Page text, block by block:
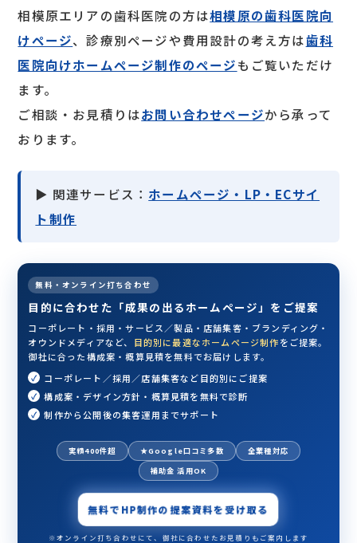
相模原エリアの歯科医院の方は相模原の歯科医院向
けページ、診療別ページや費用設計の考え方は歯科
医院向けホームページ制作のページもご覧いただけ
ます。
ご相談・お見積りはお問い合わせページから承って
おります。
▶ 関連サービス： ホームページ・LP・ECサイ
ト制作
無料・オンライン打ち合わせ
目的に合わせた「成果の出るホームページ」をご提案
コーポレート・採用・サービス／製品・店舗集客・ブランディング・
オウンドメディアなど、 目的別に最適なホームページ制作をご提案。
御社に合った構成案・概算見積を無料でお届けします。
コーポレート／採用／店舗集客など目的別にご提案
構成案・デザイン方針・概算見積を無料で診断
制作から公開後の集客運用までサポート
実績400件超 ★Google口コミ多数
全業種対応
補助金 活用OK
無料でHP制作の提案資料を受け取る
※オンライン打ち合わせにて、御社に合わせたお見積りもご案内します